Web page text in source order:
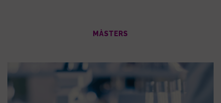
MÀSTERS